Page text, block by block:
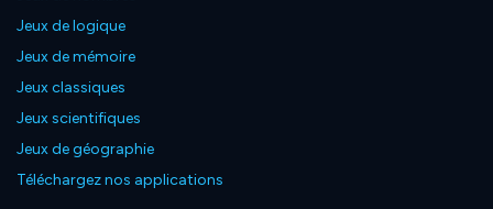
Jeux de logique
Jeux de mémoire
Jeux classiques
Jeux scientifiques
Jeux de géographie
Téléchargez nos applications